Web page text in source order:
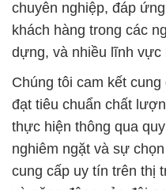
chuyên nghiệp, đáp
khách hàng trong các
dựng, và nhiều lĩnh vực
Chúng tôi cam kết
đạt tiêu chuẩn chất
thực hiện thông qua
nghiêm ngặt và sự
cung cấp uy tín trên thị